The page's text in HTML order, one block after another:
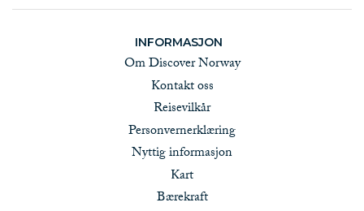
INFORMASJON
Om Discover Norway
Kontakt oss
Reisevilkår
Personvernerklæring
Nyttig informasjon
Kart
Bærekraft